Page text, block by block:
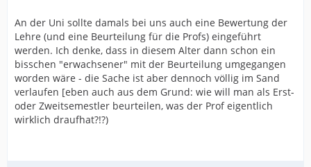
An der Uni sollte damals bei uns auch eine Bewertung der
Lehre (und eine Beurteilung für die Profs) eingeführt
werden. Ich denke, dass in diesem Alter dann schon ein
bisschen "erwachsener" mit der Beurteilung umgegangen
worden wäre - die Sache ist aber dennoch völlig im Sand
verlaufen [eben auch aus dem Grund: wie will man als Erst-
oder Zweitsemestler beurteilen, was der Prof eigentlich
wirklich draufhat?!?)